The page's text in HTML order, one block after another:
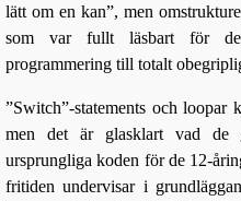
lätt om en kan”, men
som var fullt läsbart för
programmering till totalt
”Switch”-statements och loopar
men det är glasklart vad de
ursprungliga koden för de 12-
fritiden undervisar i